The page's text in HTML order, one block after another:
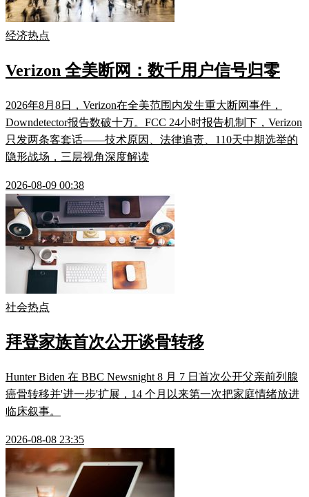
经济热点
Verizon 全美断网：数千用户信号归零
2026年8月8日，Verizon在全美范围内发生重大断网事件，
Downdetector报告数破十万。FCC 24小时报告机制下，Verizon
只发两条客套话——技术原因、法律追责、110天中期选举的
隐形战场，三层视角深度解读
2026-08-09 00:38
社会热点
拜登家族首次公开谈骨转移
Hunter Biden 在 BBC Newsnight 8 月 7 日首次公开父亲前列腺
癌骨转移并'进一步'扩展，14 个月以来第一次把家庭情绪放进
临床叙事。
2026-08-08 23:35